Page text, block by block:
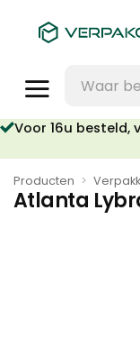
naar:
16u besteld,
Producten >
Atlanta